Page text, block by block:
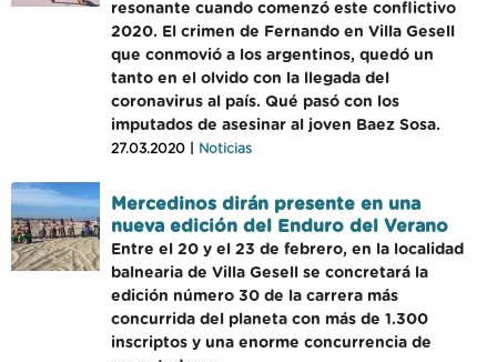
resonante cuando comenzó este conflictivo
2020. El crimen de Fernando en Villa Gesell
que conmovió a los argentinos, quedó un
tanto en el olvido con la llegada del
coronavirus al país. Qué pasó con los
imputados de asesinar al joven Baez Sosa.
27.03.2020 | Noticias
Mercedinos dirán presente en una
nueva edición del Enduro del Verano
Entre el 20 y el 23 de febrero, en la localidad
balnearia de Villa Gesell se concretará la
edición número 30 de la carrera más
concurrida del planeta con más de 1.300
inscriptos y una enorme concurrencia de